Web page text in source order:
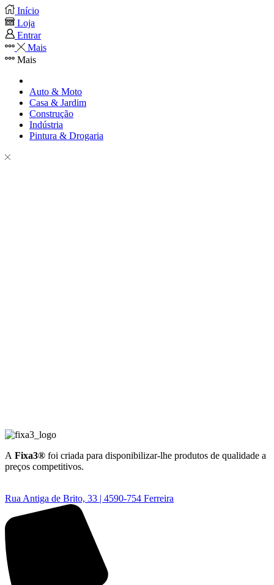
Início
Loja
Entrar
Mais
Mais
Auto & Moto
Casa & Jardim
Construção
Indústria
Pintura & Drogaria
A Fixa3® foi criada para disponibilizar-lhe produtos de qualidade a
preços competitivos.
Rua Antiga de Brito, 33 | 4590-754 Ferreira